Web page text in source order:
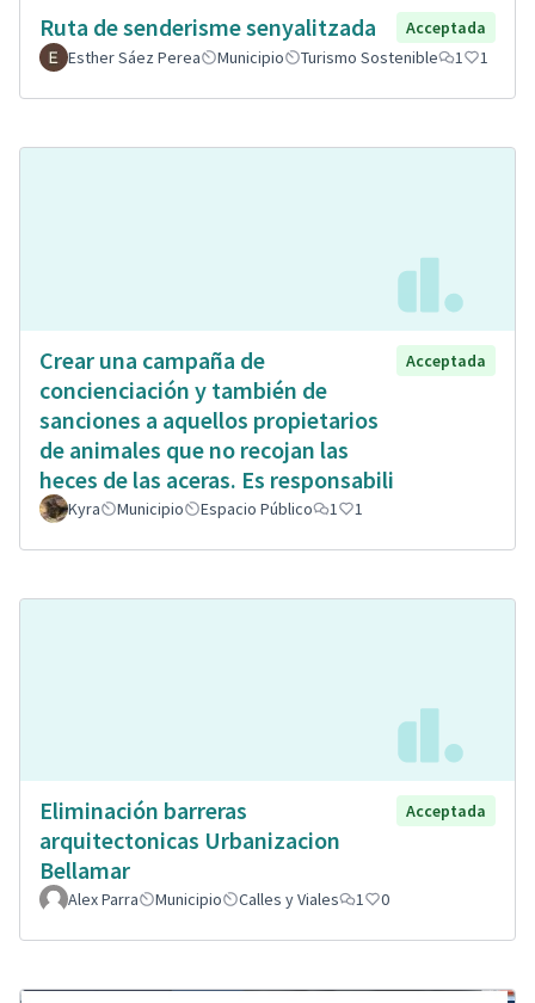
Ruta de senderisme senyalitzada
Acceptada
Esther Sáez Perea
Municipio Turismo Sostenible 1 1
Crear una campaña de
concienciación y también de
sanciones a aquellos propietarios
de animales que no recojan las
heces de las aceras. Es responsabili
Acceptada
Kyra Municipio Espacio Público 1 1
Eliminación barreras
arquitectonicas Urbanizacion
Bellamar
Acceptada
Alex Parra Municipio Calles y Viales 1 0